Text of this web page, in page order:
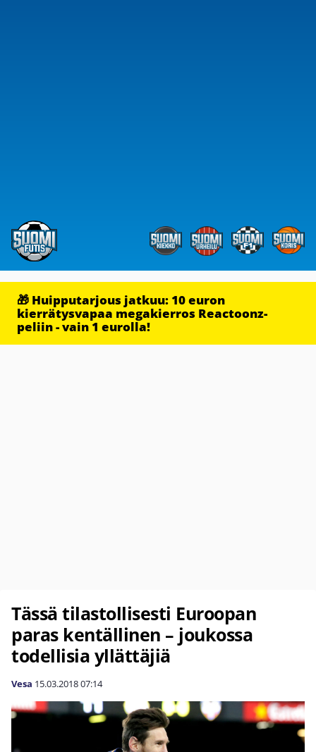
🎁 Huipputarjous jatkuu: 10 euron
kierrätysvapaa megakierros Reactoonz-
peliin - vain 1 eurolla!
Tässä tilastollisesti Euroopan
paras kentällinen – joukossa
todellisia yllättäjiä
Vesa 15.03.201807:14